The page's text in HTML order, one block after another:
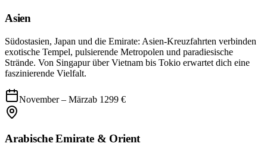
Asien
Südostasien, Japan und die Emirate: Asien-Kreuzfahrten verbinden
exotische Tempel, pulsierende Metropolen und paradiesische
Strände. Von Singapur über Vietnam bis Tokio erwartet dich eine
faszinierende Vielfalt.
November – Märzab 1299 €
Arabische Emirate & Orient